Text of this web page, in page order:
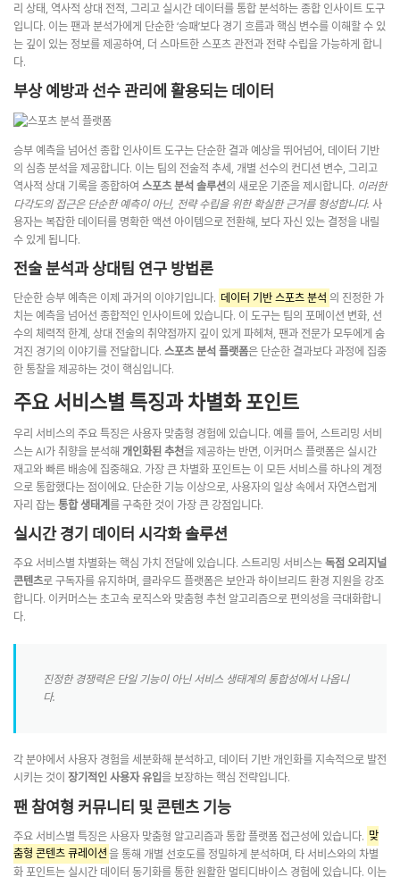
리 상태, 역사적 상대 전적, 그리고 실시간 데이터를 통합 분석하는 종합 인사이트 도구
입니다. 이는 팬과 분석가에게 단순한 ‘승패’보다 경기 흐름과 핵심 변수를 이해할 수 있
는 깊이 있는 정보를 제공하여, 더 스마트한 스포츠 관전과 전략 수립을 가능하게 합니
다.
부상 예방과 선수 관리에 활용되는 데이터
승부 예측을 넘어선 종합 인사이트 도구는 단순한 결과 예상을 뛰어넘어, 데이터 기반
의 심층 분석을 제공합니다. 이는 팀의 전술적 추세, 개별 선수의 컨디션 변수, 그리고
역사적 상대 기록을 종합하여 스포츠 분석 솔루션의 새로운 기준을 제시합니다. 이러한
다각도의 접근은 단순한 예측이 아닌, 전략 수립을 위한 확실한 근거를 형성합니다. 사
용자는 복잡한 데이터를 명확한 액션 아이템으로 전환해, 보다 자신 있는 결정을 내릴
수 있게 됩니다.
전술 분석과 상대팀 연구 방법론
단순한 승부 예측은 이제 과거의 이야기입니다. 데이터 기반 스포츠 분석 의 진정한 가
치는 예측을 넘어선 종합적인 인사이트에 있습니다. 이 도구는 팀의 포메이션 변화, 선
수의 체력적 한계, 상대 전술의 취약점까지 깊이 있게 파헤쳐, 팬과 전문가 모두에게 숨
겨진 경기의 이야기를 전달합니다. 스포츠 분석 플랫폼은 단순한 결과보다 과정에 집중
한 통찰을 제공하는 것이 핵심입니다.
주요 서비스별 특징과 차별화 포인트
우리 서비스의 주요 특징은 사용자 맞춤형 경험에 있습니다. 예를 들어, 스트리밍 서비
스는 AI가 취향을 분석해 개인화된 추천을 제공하는 반면, 이커머스 플랫폼은 실시간
재고와 빠른 배송에 집중해요. 가장 큰 차별화 포인트는 이 모든 서비스를 하나의 계정
으로 통합했다는 점이에요. 단순한 기능 이상으로, 사용자의 일상 속에서 자연스럽게
자리 잡는통합 생태계 를 구축한 것이 가장 큰 강점입니다.
실시간 경기 데이터 시각화 솔루션
주요 서비스별 차별화는 핵심 가치 전달에 있습니다. 스트리밍 서비스는독점 오리지널
콘텐츠로 구독자를 유지하며, 클라우드 플랫폼은 보안과 하이브리드 환경 지원을 강조
합니다. 이커머스는 초고속 로직스와 맞춤형 추천 알고리즘으로 편의성을 극대화합니
다.
진정한 경쟁력은 단일 기능이 아닌 서비스 생태계의 통합성에서 나옵니
다.
각 분야에서 사용자 경험을 세분화해 분석하고, 데이터 기반 개인화를 지속적으로 발전
시키는 것이 장기적인 사용자 유입을 보장하는 핵심 전략입니다.
팬 참여형 커뮤니티 및 콘텐츠 기능
주요 서비스별 특징은 사용자 맞춤형 알고리즘과 통합 플랫폼 접근성에 있습니다. 맞
춤형 콘텐츠 큐레이션 을 통해 개별 선호도를 정밀하게 분석하며, 타 서비스와의 차별
화 포인트는 실시간 데이터 동기화를 통한 원활한 멀티디바이스 경험에 있습니다. 이는